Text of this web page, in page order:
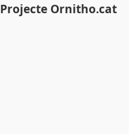
Projecte Ornitho.cat